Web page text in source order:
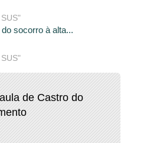
socorro à alta...
de Castro do